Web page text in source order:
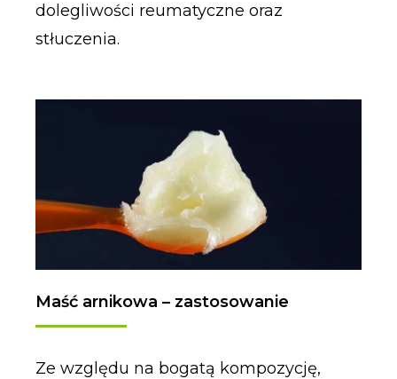
dolegliwości reumatyczne oraz
stłuczenia.
Maść arnikowa – zastosowanie
Ze względu na bogatą kompozycję,